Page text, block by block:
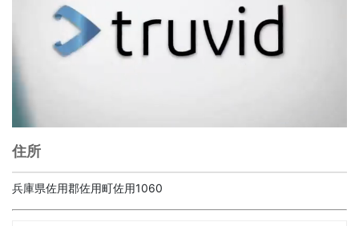
住所
兵庫県佐用郡佐用町佐用1060